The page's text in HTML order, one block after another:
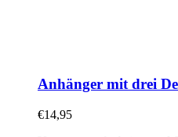
Anhänger mit drei
€14,95